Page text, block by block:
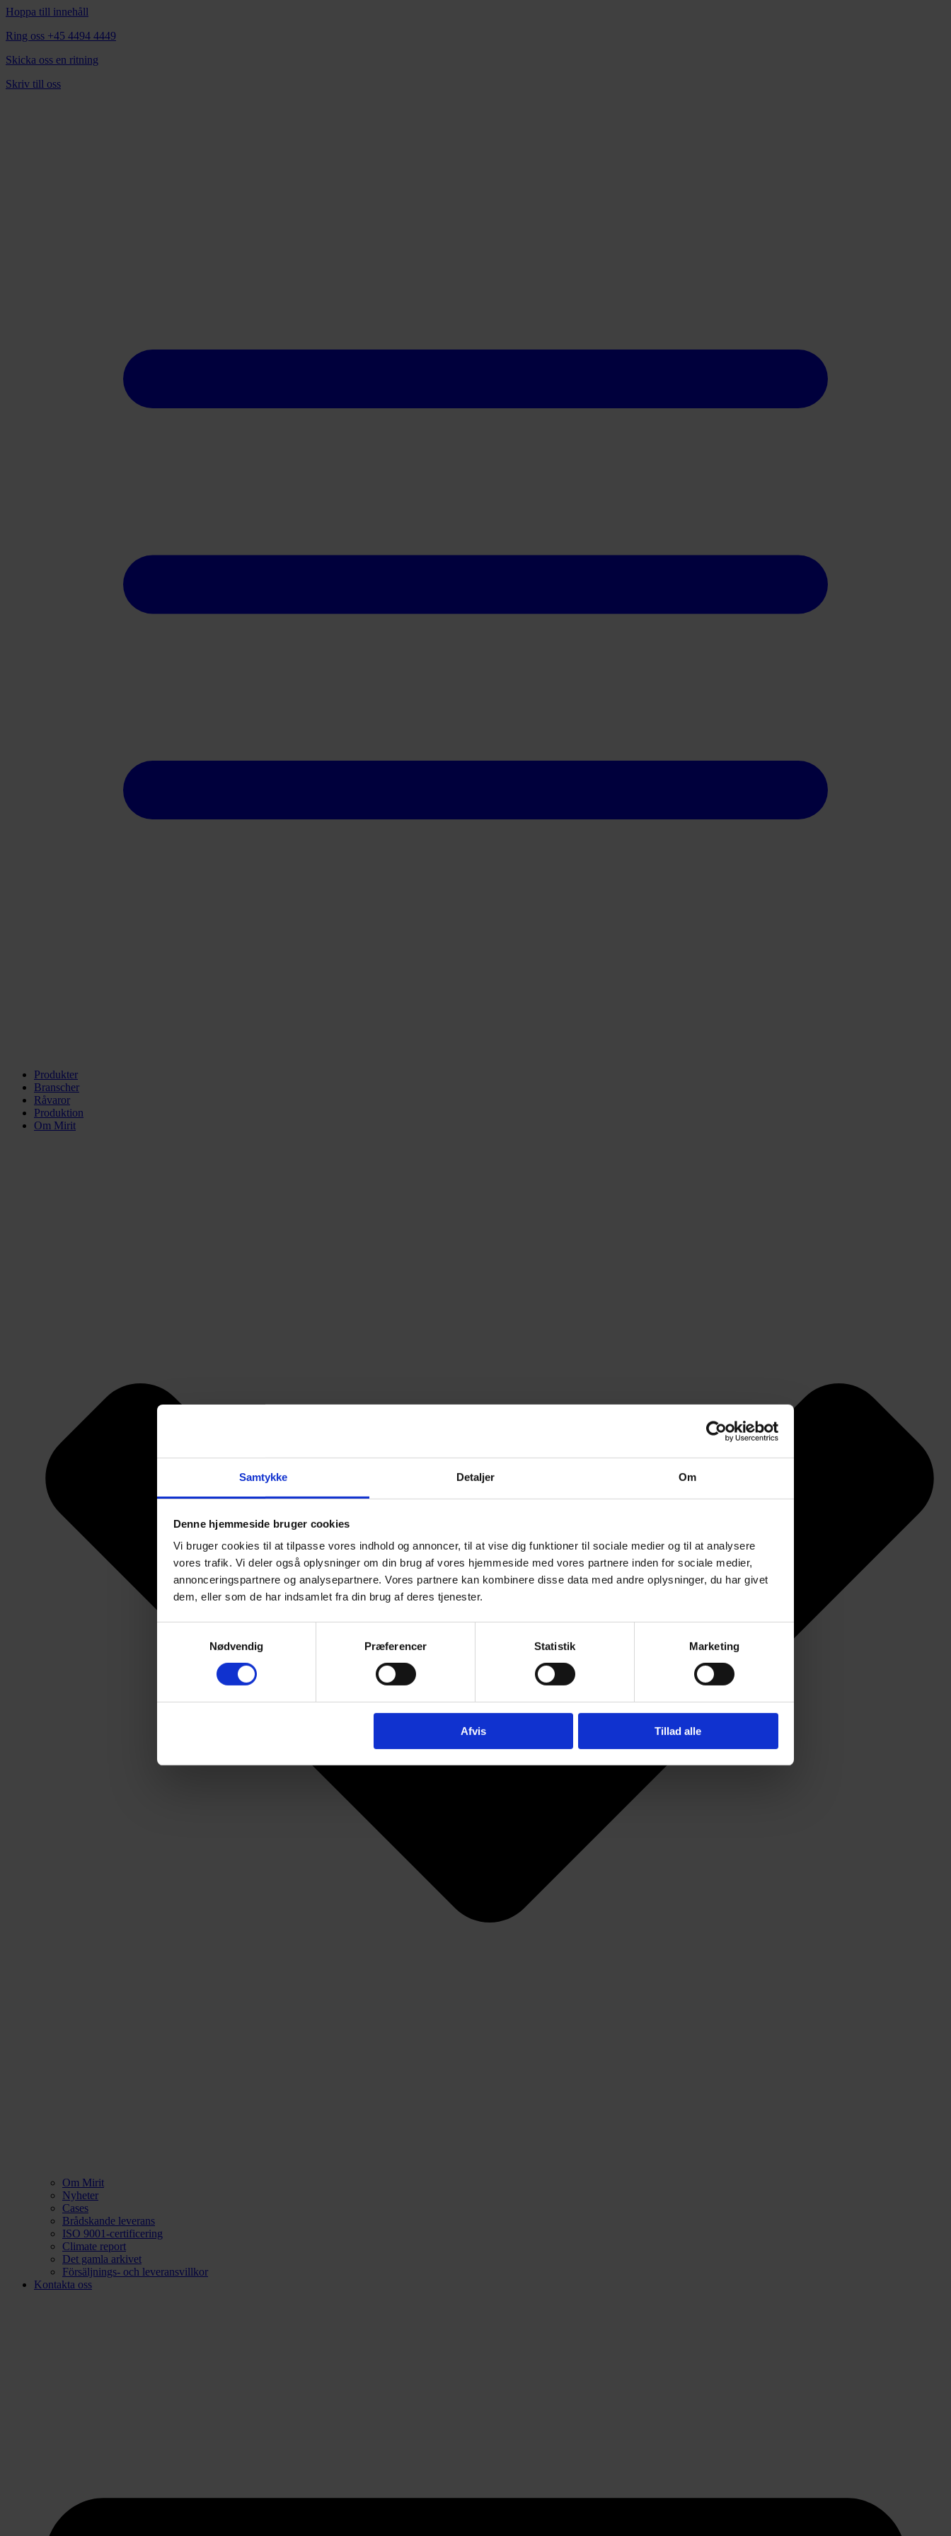
Samtykke Detaljer Om
Denne hjemmeside bruger cookies
Vi bruger cookies til at tilpasse vores indhold og annoncer, til at vise dig funktioner til sociale medier og til at analysere
vores trafik. Vi deler også oplysninger om din brug af vores hjemmeside med vores partnere inden for sociale medier,
annonceringspartnere og analysepartnere. Vores partnere kan kombinere disse data med andre oplysninger, du har givet
dem, eller som de har indsamlet fra din brug af deres tjenester.
Nødvendig
Præferencer Statistik Marketing
Afvis Tillad alle
Hoppa till innehåll
Ring oss +45 4494 4449
Skicka oss en ritning
Skriv till oss
Produkter
Branscher
Råvaror
Produktion
Om Mirit
Om Mirit
Nyheter
Cases
Brådskande leverans
ISO 9001-certificering
Climate report
Det gamla arkivet
Försäljnings- och leveransvillkor
Kontakta oss